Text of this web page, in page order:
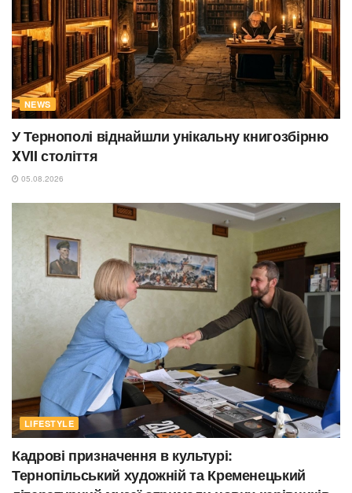
NEWS
У Тернополі віднайшли унікальну книгозбірню
XVII століття
05.08.2026
LIFESTYLE
Кадрові призначення в культурі:
Тернопільський художній та Кременецький